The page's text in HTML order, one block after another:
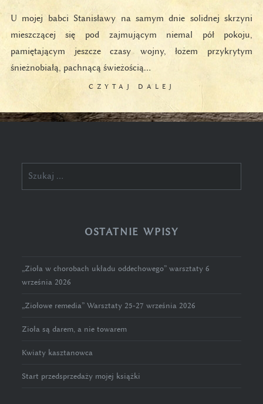
U mojej babci Stanisławy na samym dnie solidnej skrzyni
mieszczącej się pod zajmującym niemal pół pokoju,
pamiętającym jeszcze czasy wojny, łożem przykrytym
śnieżnobiałą, pachnącą świeżością…
CZYTAJ DALEJ
OSTATNIE WPISY
„Zioła w chorobach układu oddechowego” warsztaty 6
września 2026
„Ziołowe remedia” Warsztaty 25-27 września 2026
Zioła są darem, a nie towarem
Kwiaty kasztanowca
Start przedsprzedaży mojej książki